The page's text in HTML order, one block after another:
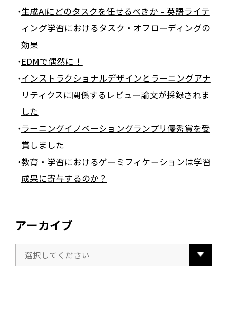
生成AIにどのタスクを任せるべきか – 英語ライテ
ィング学習におけるタスク・オフローディングの
効果
EDMで偶然に！
インストラクショナルデザインとラーニングアナ
リティクスに関係するレビュー論文が採録されま
した
ラーニングイノベーショングランプリ優秀賞を受
賞しました
教育・学習におけるゲーミフィケーションは学習
成果に寄与するのか？
アーカイブ